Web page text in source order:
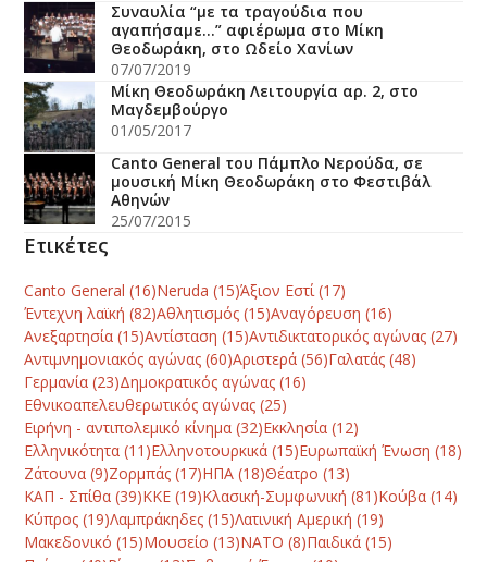
Συναυλία “με τα τραγούδια που
αγαπήσαμε…” αφιέρωμα στο Μίκη
Θεοδωράκη, στο Ωδείο Χανίων
07/07/2019
Μίκη Θεοδωράκη Λειτουργία αρ. 2, στο
Μαγδεμβούργο
01/05/2017
Canto General του Πάμπλο Νερούδα, σε
μουσική Μίκη Θεοδωράκη στο Φεστιβάλ
Αθηνών
25/07/2015
Ετικέτες
Canto General (16)Neruda (15)Άξιον Εστί(17)
Έντεχνη λαϊκή (82)Αθλητισμός (15)Αναγόρευση (16)
Ανεξαρτησία (15)Αντίσταση (15)Αντιδικτατορικός αγώνας (27)
Αντιμνημονιακός αγώνας (60)Αριστερά (56)Γαλατάς (48)
Γερμανία (23)Δημοκρατικός αγώνας (16)
Εθνικοαπελευθερωτικός αγώνας (25)
Ειρήνη - αντιπολεμικό κίνημα (32)Εκκλησία (12)
Ελληνικότητα (11)Ελληνοτουρκικά (15)Ευρωπαϊκή Ένωση (18)
Ζάτουνα (9)Ζορμπάς (17)ΗΠΑ (18)Θέατρο (13)
ΚΑΠ - Σπίθα (39)ΚΚΕ (19)Κλασική-Συμφωνική (81)Κούβα (14)
Κύπρος (19)Λαμπράκηδες (15)Λατινική Αμερική (19)
Μακεδονικό (15)Μουσείο (13)ΝΑΤΟ (8)Παιδικά (15)